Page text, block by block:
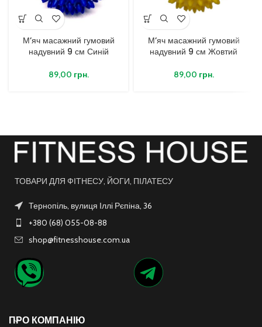
М’яч масажний гумовий
надувний 9 см Синій
89,00 грн.
М’яч масажний гумовий
надувний 9 см Жовтий
89,00 грн.
ТОВАРИ ДЛЯ ФІТНЕСУ, ЙОГИ, ПІЛАТЕСУ
Тернопіль, вулиця Іллі Рєпіна, 36
+380 (68) 055-08-88
shop@fitnesshouse.com.ua
ПРО КОМПАНІЮ